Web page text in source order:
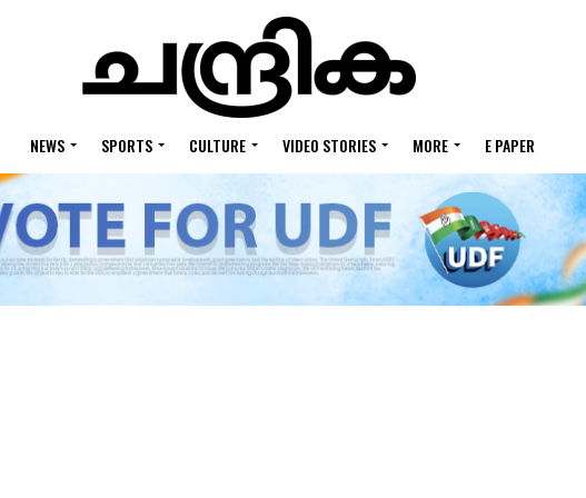
NEWS SPORTS CULTURE VIDEO STORIES MORE E PAPER